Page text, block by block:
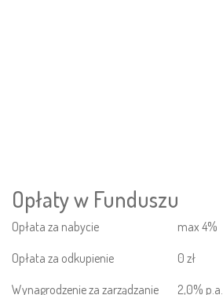
Opłaty w Funduszu
Opłata za nabycie
max 4%
Opłata za odkupienie
0 zł
Wynagrodzenie za zarządzanie
2,0% p.a.